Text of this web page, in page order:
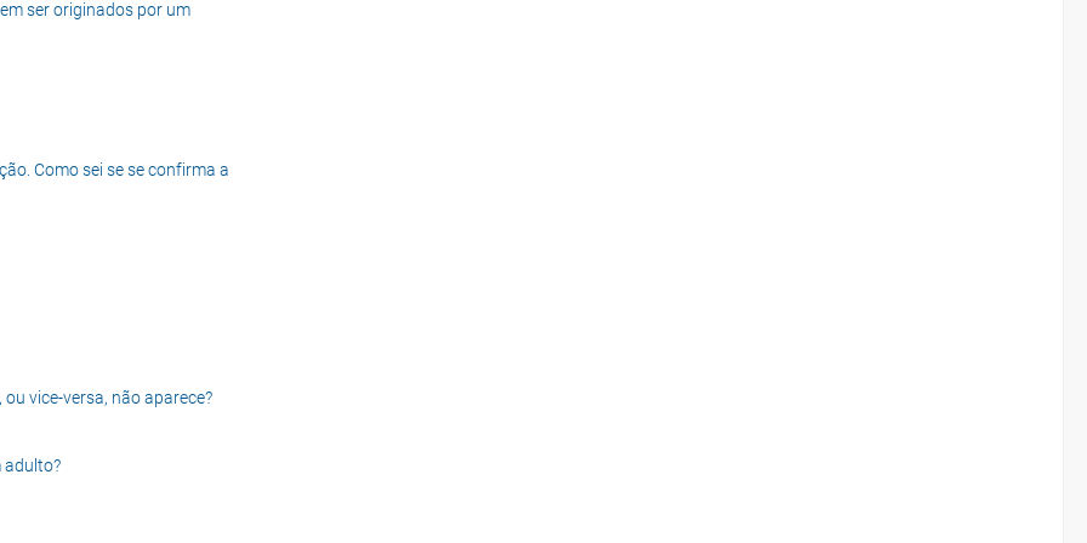
ser originados por um
Como sei se se confirma a
vice-versa, não aparece?
adulto?